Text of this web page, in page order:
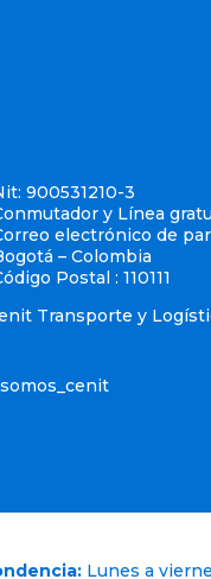
900531210-3
y Línea
electrónico de
– Colombia
Postal : 110111
Transporte y
Lunes a